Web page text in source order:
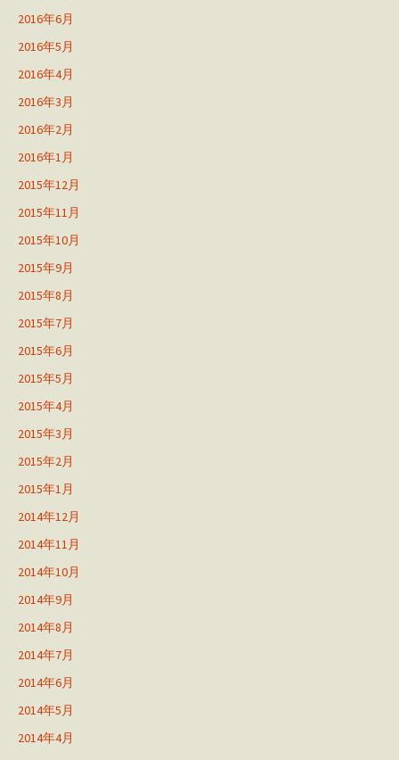
2016年6月
2016年5月
2016年4月
2016年3月
2016年2月
2016年1月
2015年12月
2015年11月
2015年10月
2015年9月
2015年8月
2015年7月
2015年6月
2015年5月
2015年4月
2015年3月
2015年2月
2015年1月
2014年12月
2014年11月
2014年10月
2014年9月
2014年8月
2014年7月
2014年6月
2014年5月
2014年4月